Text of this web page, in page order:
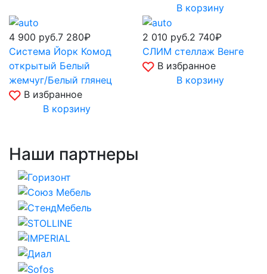
В корзину
4 900 руб.7 280₽
Система Йорк Комод
открытый Белый
жемчуг/Белый глянец
В избранное
В корзину
2 010 руб.2 740₽
СЛИМ стеллаж Венге
В избранное
В корзину
Наши партнеры